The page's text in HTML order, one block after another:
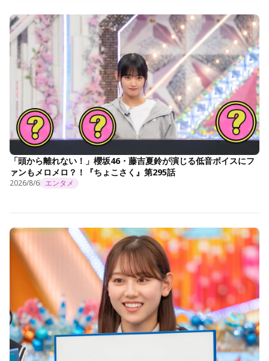
「頭から離れない！」櫻坂46・藤吉夏鈴が演じる低音ボイスにフ
ァンもメロメロ？！『ちょこさく』第295話
2026/8/6 エンタメ